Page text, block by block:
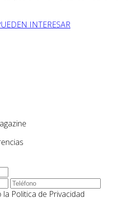
INTERESAR
la Politica de Privacidad